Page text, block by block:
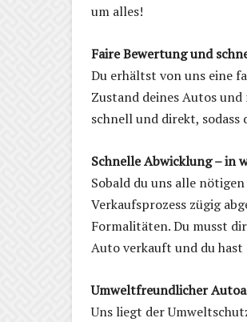
um alles!
Faire Bewertung und
Du erhältst von uns eine
Zustand deines Autos
schnell und direkt,
Schnelle Abwicklung – in
Sobald du uns alle
Verkaufsprozess zügig
Formalitäten. Du musst
Auto verkauft und du hast
Umweltfreundlicher
Uns liegt der